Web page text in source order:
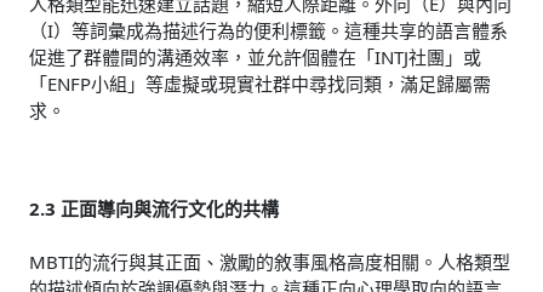
（I）等詞彙成為描述行為的便利標籤。這種共享的語言體系
促進了群體間的溝通效率，並允許個體在「INTJ社團」或
「ENFP小組」等虛擬或現實社群中尋找同類，滿足歸屬需
求。
2.3 正面導向與流行文化的共構
MBTI的流行與其正面、激勵的敘事風格高度相關。人格類型